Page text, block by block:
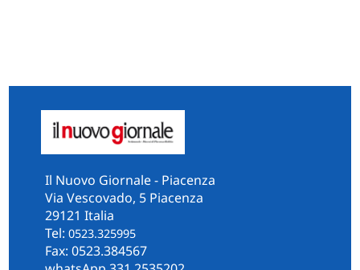
Il Nuovo Giornale - Piacenza
Via Vescovado, 5 Piacenza
29121 Italia
Tel: 0523.325995
Fax: 0523.384567